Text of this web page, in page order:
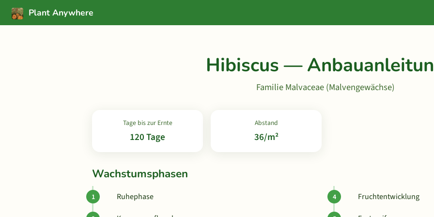
Plant Anywhere
Hibiscus —
Familie Malvaceae (Malvengewächse)
Tage bis zur Ernte
120 Tage
Abstand
36/m²
Wachstumsphasen
Ruhephase Fruchtentwicklung